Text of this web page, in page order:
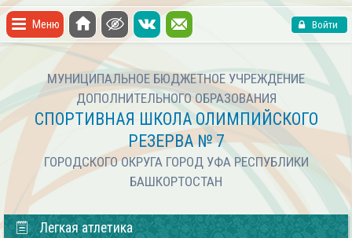
Меню Войти
МУНИЦИПАЛЬНОЕ БЮДЖЕТНОЕ УЧРЕЖДЕНИЕ
ДОПОЛНИТЕЛЬНОГО ОБРАЗОВАНИЯ
СПОРТИВНАЯ ШКОЛА ОЛИМПИЙСКОГО
РЕЗЕРВА № 7
ГОРОДСКОГО ОКРУГА ГОРОД УФА РЕСПУБЛИКИ
БАШКОРТОСТАН
Легкая атлетика